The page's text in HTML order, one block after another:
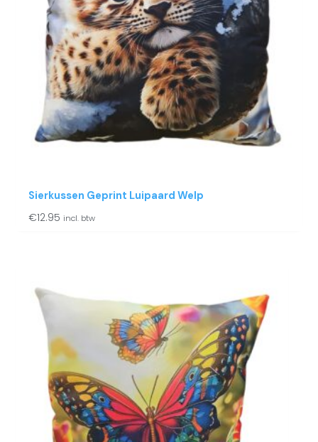
Sierkussen Geprint Luipaard Welp
€12.95 incl. btw